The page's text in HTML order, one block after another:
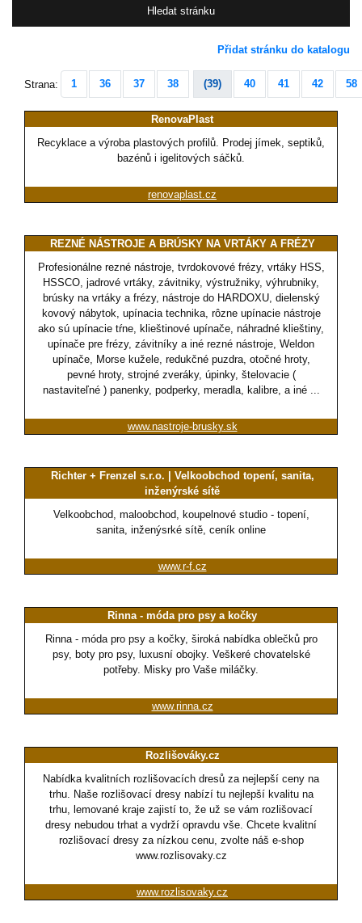
Přidat stránku do katalogu
Strana: 1 36 37 38 (39) 40 41 42 58
RenovaPlast
Recyklace a výroba plastových profilů. Prodej jímek, septiků,
bazénů i igelitových sáčků.
renovaplast.cz
REZNÉ NÁSTROJE A BRÚSKY NA VRTÁKY A FRÉZY
Profesionálne rezné nástroje, tvrdokovové frézy, vrtáky HSS,
HSSCO, jadrové vrtáky, závitniky, výstružniky, výhrubniky,
brúsky na vrtáky a frézy, nástroje do HARDOXU, dielenský
kovový nábytok, upínacia technika, rôzne upínacie nástroje
ako sú upínacie tŕne, klieštinové upínače, náhradné klieštiny,
upínače pre frézy, závitníky a iné rezné nástroje, Weldon
upínače, Morse kužele, redukčné puzdra, otočné hroty,
pevné hroty, strojné zveráky, úpinky, štelovacie (
nastaviteľné ) panenky, podperky, meradla, kalibre, a iné ...
www.nastroje-brusky.sk
Richter + Frenzel s.r.o. | Velkoobchod topení, sanita,
inženýrské sítě
Velkoobchod, maloobchod, koupelnové studio - topení,
sanita, inženýsrké sítě, ceník online
www.r-f.cz
Rinna - móda pro psy a kočky
Rinna - móda pro psy a kočky, široká nabídka oblečků pro
psy, boty pro psy, luxusní obojky. Veškeré chovatelské
potřeby. Misky pro Vaše miláčky.
www.rinna.cz
Rozlišováky.cz
Nabídka kvalitních rozlišovacích dresů za nejlepší ceny na
trhu. Naše rozlišovací dresy nabízí tu nejlepší kvalitu na
trhu, lemované kraje zajistí to, že už se vám rozlišovací
dresy nebudou trhat a vydrží opravdu vše. Chcete kvalitní
rozlišovací dresy za nízkou cenu, zvolte náš e-shop
www.rozlisovaky.cz
www.rozlisovaky.cz